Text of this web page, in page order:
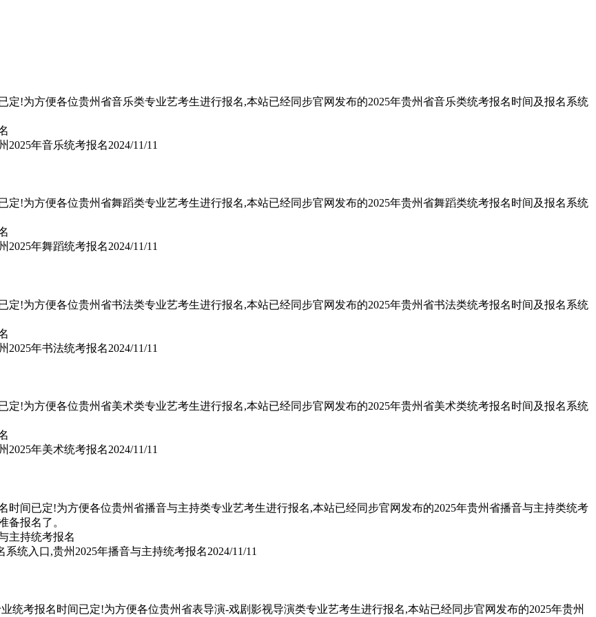
!为方便各位贵州省音乐类专业艺考生进行报名,本站已经同步官网发布的2025年贵州省音乐类统考报名时间及报名系统
2025年音乐统考报名2024/11/11
!为方便各位贵州省舞蹈类专业艺考生进行报名,本站已经同步官网发布的2025年贵州省舞蹈类统考报名时间及报名系统
2025年舞蹈统考报名2024/11/11
!为方便各位贵州省书法类专业艺考生进行报名,本站已经同步官网发布的2025年贵州省书法类统考报名时间及报名系统
2025年书法统考报名2024/11/11
!为方便各位贵州省美术类专业艺考生进行报名,本站已经同步官网发布的2025年贵州省美术类统考报名时间及报名系统
2025年美术统考报名2024/11/11
间已定!为方便各位贵州省播音与主持类专业艺考生进行报名,本站已经同步官网发布的2025年贵州省播音与主持类统考
备报名了。
统入口,贵州2025年播音与主持统考报名2024/11/11
统考报名时间已定!为方便各位贵州省表导演-戏剧影视导演类专业艺考生进行报名,本站已经同步官网发布的2025年贵州